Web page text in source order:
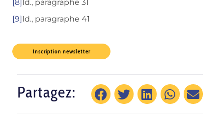
[8]Id., paragraphe 31
[9]Id., paragraphe 41
Inscription newsletter
Partagez: